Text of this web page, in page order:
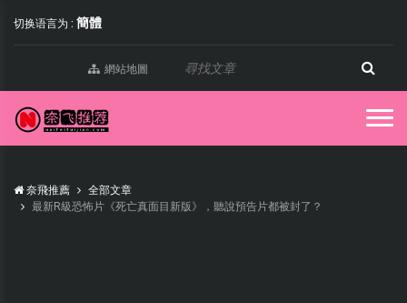
切换语言为 : 簡體
網站地圖
奈飛推薦
全部文章
最新R級恐怖片《死亡真面目新版》，聽說預告片都被封了？